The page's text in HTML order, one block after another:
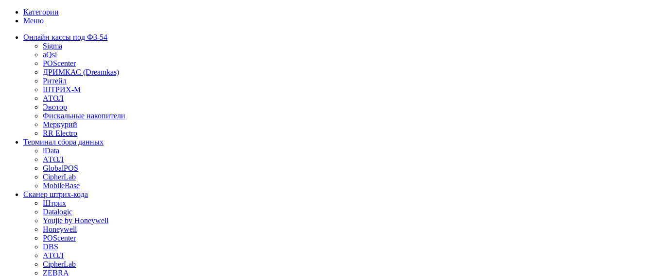
Категории
Меню
Онлайн кассы под ФЗ-54
Sigma
aQsi
POScenter
ДРИМКАС (Dreamkas)
Ритейл
ШТРИХ-М
АТОЛ
Эвотор
Фискальные накопители
Меркурий
RR Electro
Терминал сбора данных
iData
АТОЛ
GlobalPOS
CipherLab
MobileBase
Сканер штрих-кода
Штрих
Datalogic
Youjie by Honeywell
Honeywell
POScenter
DBS
АТОЛ
CipherLab
ZEBRA